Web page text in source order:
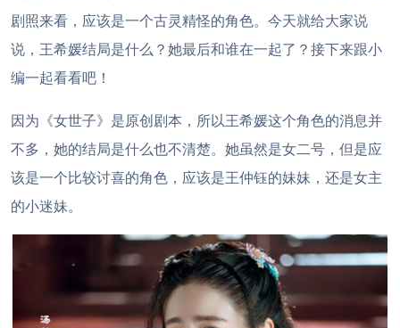
剧照来看，应该是一个古灵精怪的角色。今天就给大家说
说，王希媛结局是什么？她最后和谁在一起了？接下来跟小
编一起看看吧！
因为《女世子》是原创剧本，所以王希媛这个角色的消息并
不多，她的结局是什么也不清楚。她虽然是女二号，但是应
该是一个比较讨喜的角色，应该是王仲钰的妹妹，还是女主
的小迷妹。